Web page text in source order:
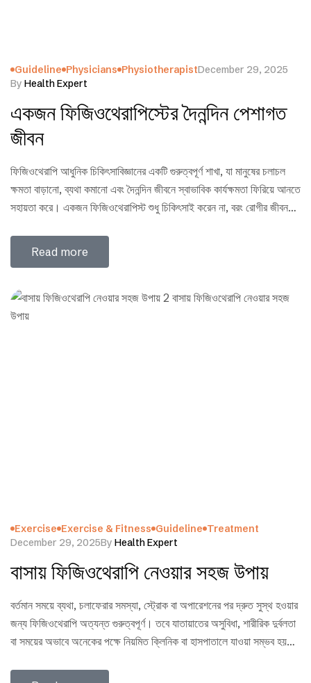
Guideline Physicians PhysiotherapistDecember 29, 2025
By Health Expert
একজন ফিজিওথেরাপিস্টের দৈনন্দিন পেশাগত
জীবন
ফিজিওথেরাপি আধুনিক চিকিৎসাবিজ্ঞানের একটি গুরুত্বপূর্ণ শাখা, যা মানুষের চলাচল
ক্ষমতা বাড়ানো, ব্যথা কমানো এবং দৈনন্দিন জীবনে স্বাভাবিক কার্যক্ষমতা ফিরিয়ে আনতে
সহায়তা করে। একজন ফিজিওথেরাপিস্ট শুধু চিকিৎসাই করেন না, বরং রোগীর জীবনমান
Read more
Exercise Exercise & Fitness Guideline Treatment
December 29, 2025By Health Expert
বাসায় ফিজিওথেরাপি নেওয়ার সহজ উপায়
বর্তমান সময়ে ব্যথা, চলাফেরার সমস্যা, স্ট্রোক বা অপারেশনের পর দ্রুত সুস্থ হওয়ার
জন্য ফিজিওথেরাপি অত্যন্ত গুরুত্বপূর্ণ। তবে যাতায়াতের অসুবিধা, শারীরিক দুর্বলতা
বা সময়ের অভাবে অনেকের পক্ষে নিয়মিত ক্লিনিক বা হাসপাতালে যাওয়া সম্ভব হয়